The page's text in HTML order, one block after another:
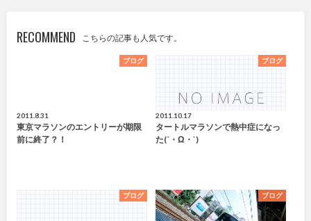
RECOMMEND こちらの記事も人気です。
ブログ
2011.8.31
東京マラソンのエントリーが期限
前に終了？！
ブログ
2011.10.17
タートルマラソンで熱中症になっ
た(´・ω・`)
ブログ ブログ